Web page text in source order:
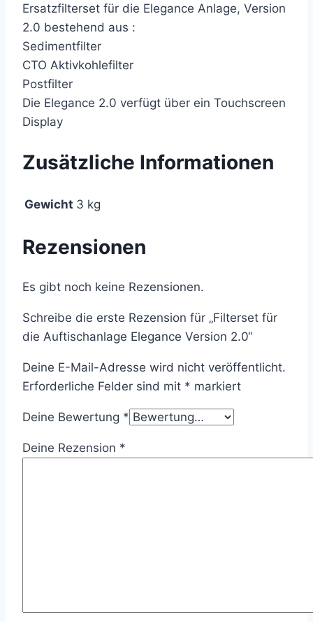
Ersatzfilterset für die Elegance Anlage, Version
2.0 bestehend aus :
Sedimentfilter
CTO Aktivkohlefilter
Postfilter
Die Elegance 2.0 verfügt über ein Touchscreen
Display
Zusätzliche Informationen
Gewicht 3 kg
Rezensionen
Es gibt noch keine Rezensionen.
Schreibe die erste Rezension für „Filterset für
die Auftischanlage Elegance Version 2.0“
Deine E-Mail-Adresse wird nicht veröffentlicht.
Erforderliche Felder sind mit * markiert
Deine Bewertung *
Deine Rezension *